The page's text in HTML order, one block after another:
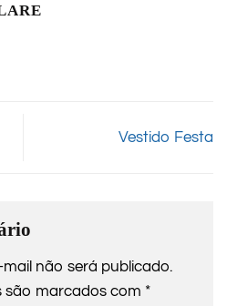
Vestido Festa
não será publicado.
são marcados com *